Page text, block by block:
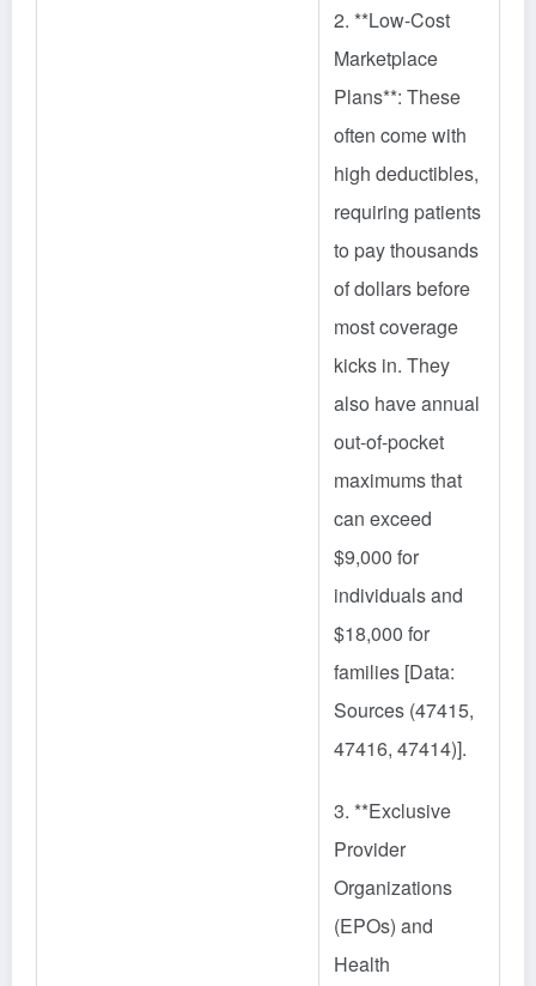
2. **Low-Cost
Marketplace
Plans**: These
often come with
high deductibles,
requiring patients
to pay thousands
of dollars before
most coverage
kicks in. They
also have annual
out-of-pocket
maximums that
can exceed
$9,000 for
individuals and
$18,000 for
families [Data:
Sources (47415,
47416, 47414)].
3. **Exclusive
Provider
Organizations
(EPOs) and
Health